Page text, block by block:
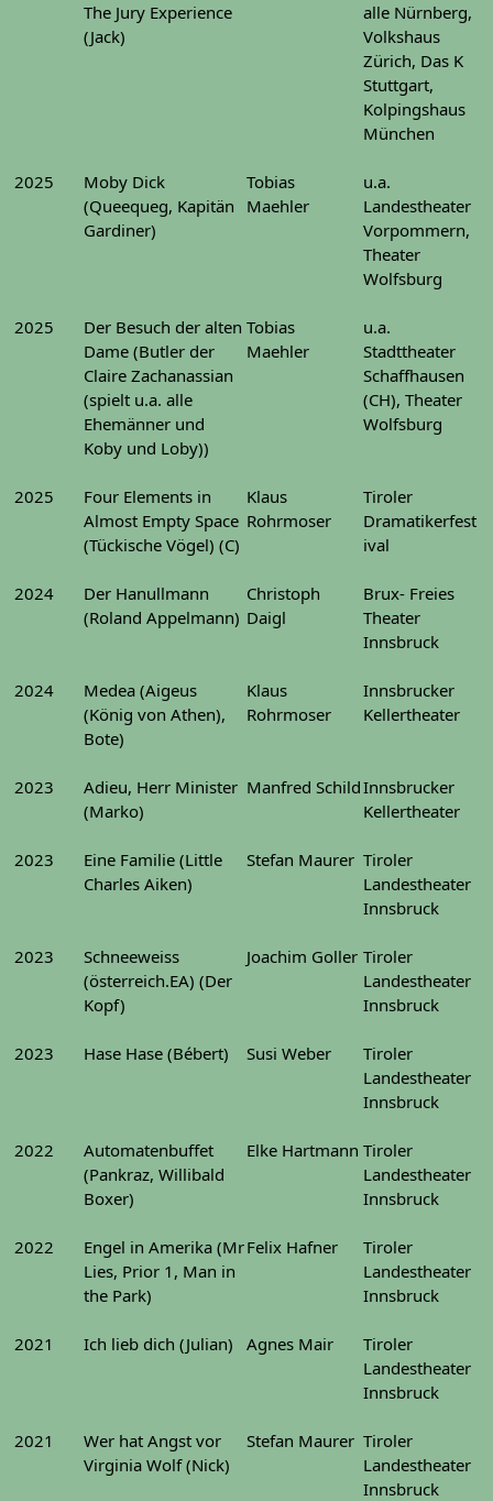
The Jury Experience
(Jack)
alle Nürnberg,
Volkshaus
Zürich, Das K
Stuttgart,
Kolpingshaus
München
2025
Moby Dick
(Queequeg, Kapitän
Gardiner)
Tobias
Maehler
u.a.
Landestheater
Vorpommern,
Theater
Wolfsburg
2025
Der Besuch der alten
Dame (Butler der
Claire Zachanassian
(spielt u.a. alle
Ehemänner und
Koby und Loby))
Tobias
Maehler
u.a.
Stadttheater
Schaffhausen
(CH), Theater
Wolfsburg
2025
Four Elements in
Almost Empty Space
(Tückische Vögel) (C)
Klaus
Rohrmoser
Tiroler
Dramatikerfest
ival
2024
Der Hanullmann
(Roland Appelmann)
Christoph
Daigl
Brux- Freies
Theater
Innsbruck
2024
Medea (Aigeus
(König von Athen),
Bote)
Klaus
Rohrmoser
Innsbrucker
Kellertheater
2023
Adieu, Herr Minister
(Marko)
Manfred SchildInnsbrucker
Kellertheater
2023
Eine Familie (Little
Charles Aiken)
Stefan Maurer Tiroler
Landestheater
Innsbruck
2023
Schneeweiss
(österreich.EA) (Der
Kopf)
Joachim Goller Tiroler
Landestheater
Innsbruck
2023 Hase Hase (Bébert) Susi Weber
Tiroler
Landestheater
Innsbruck
2022
Automatenbuffet
(Pankraz, Willibald
Boxer)
Elke Hartmann Tiroler
Landestheater
Innsbruck
2022
Engel in Amerika (Mr
Lies, Prior 1, Man in
the Park)
Felix Hafner
Tiroler
Landestheater
Innsbruck
2021 Ich lieb dich (Julian) Agnes Mair
Tiroler
Landestheater
Innsbruck
2021
Wer hat Angst vor
Virginia Wolf (Nick)
Stefan Maurer Tiroler
Landestheater
Innsbruck